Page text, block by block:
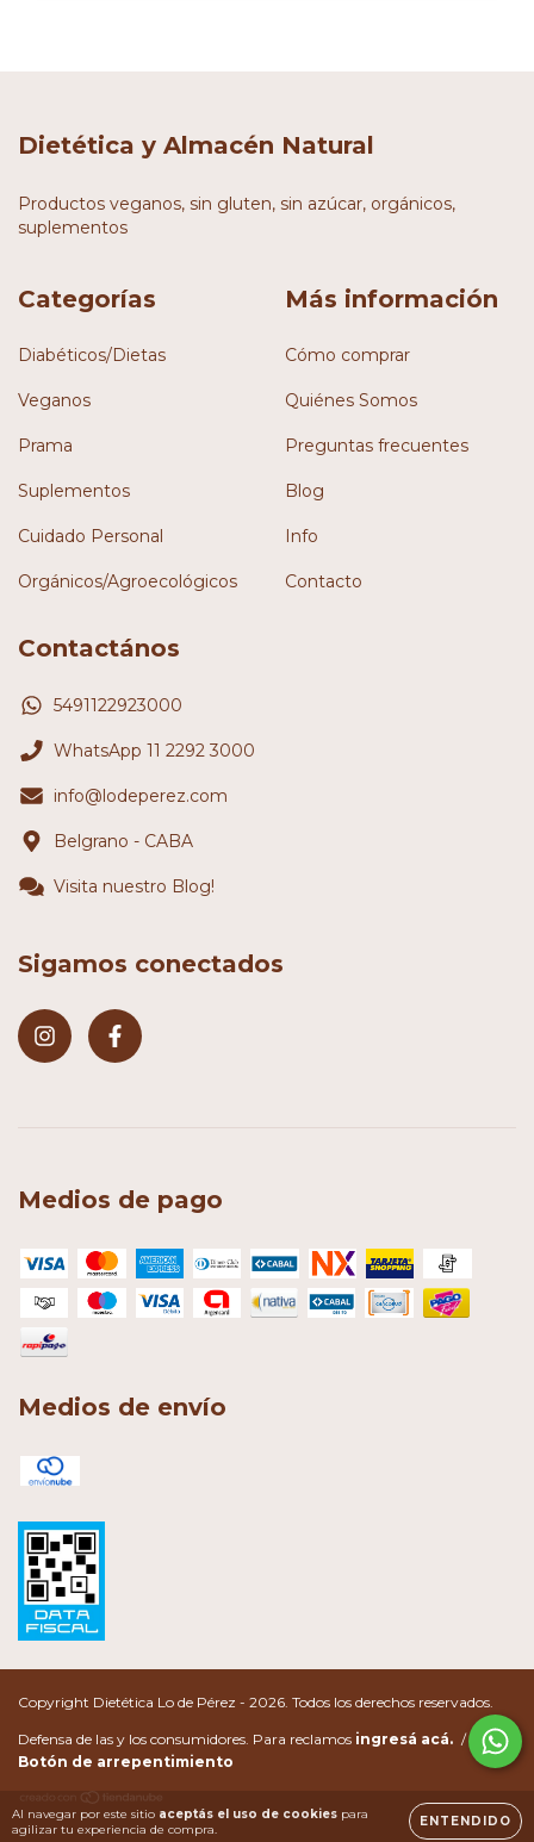
Al navegar por este sitio aceptás el uso de cookies para
agilizar tu experiencia de compra.
ENTENDIDO
Dietética y Almacén Natural
Productos veganos, sin gluten, sin azúcar, orgánicos,
suplementos
Categorías
Diabéticos/Dietas
Veganos
Prama
Suplementos
Cuidado Personal
Orgánicos/Agroecológicos
Más información
Cómo comprar
Quiénes Somos
Preguntas frecuentes
Blog
Info
Contacto
Contactános
5491122923000
WhatsApp 11 2292 3000
info@lodeperez.com
Belgrano - CABA
Visita nuestro Blog!
Sigamos conectados
Medios de pago
Medios de envío
Copyright Dietética Lo de Pérez - 2026. Todos los derechos reservados.
Defensa de las y los consumidores. Para reclamos ingresá acá. /
Botón de arrepentimiento